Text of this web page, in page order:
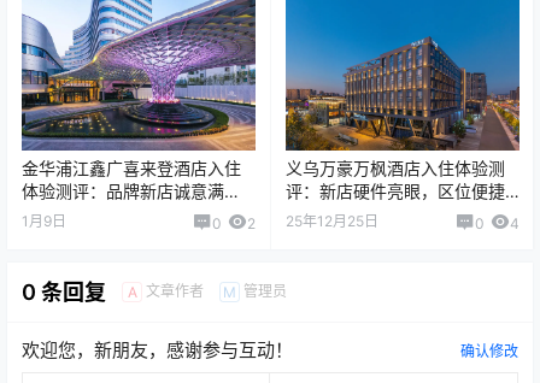
金华浦江鑫广喜来登酒店入住
体验测评：品牌新店诚意满
满，露台套房惊艳出圈
1月9日 0 2
义乌万豪万枫酒店入住体验测
评：新店硬件亮眼，区位便捷
适配多元需求
25年12月25日 0 4
0 条回复 A 文章作者 M 管理员
欢迎您，新朋友，感谢参与互动！ 确认修改